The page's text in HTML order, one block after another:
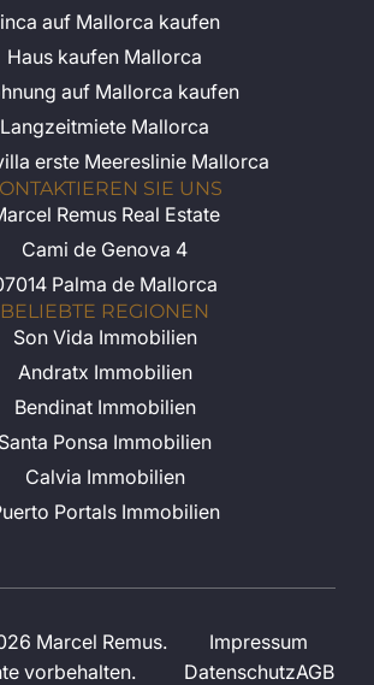
auf Mallorca kaufen
Haus kaufen Mallorca
auf Mallorca kaufen
Langzeitmiete Mallorca
erste Meereslinie Mallorca
SIE UNS
Remus Real Estate
Cami de Genova 4
Palma de Mallorca
BELIEBTE REGIONEN
Son Vida Immobilien
Andratx Immobilien
Bendinat Immobilien
Santa Ponsa Immobilien
Calvia Immobilien
Portals Immobilien
Marcel Remus.
vorbehalten.
Impressum
DatenschutzAGB